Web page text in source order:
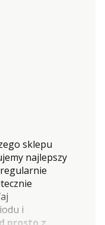
sklepu
najlepszy
i